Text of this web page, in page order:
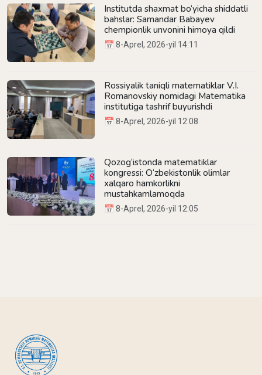
Institutda shaxmat bo‘yicha shiddatli
bahslar: Samandar Babayev
chempionlik unvonini himoya qildi
📅 8-Aprel, 2026-yil 14:11
Rossiyalik taniqli matematiklar V.I.
Romanovskiy nomidagi Matematika
institutiga tashrif buyurishdi
📅 8-Aprel, 2026-yil 12:08
Qozog‘istonda matematiklar
kongressi: O‘zbekistonlik olimlar
xalqaro hamkorlikni
mustahkamlamoqda
📅 8-Aprel, 2026-yil 12:05